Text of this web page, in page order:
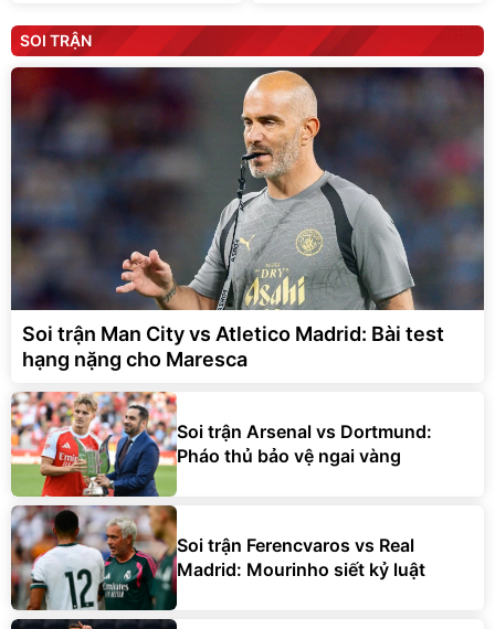
SOI TRẬN
Soi trận Man City vs Atletico Madrid: Bài test
hạng nặng cho Maresca
Soi trận Arsenal vs Dortmund:
Pháo thủ bảo vệ ngai vàng
Soi trận Ferencvaros vs Real
Madrid: Mourinho siết kỷ luật